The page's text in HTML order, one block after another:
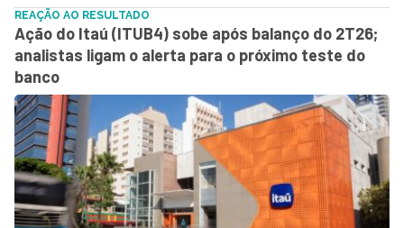
REAÇÃO AO RESULTADO
Ação do Itaú (ITUB4) sobe após balanço do 2T26;
analistas ligam o alerta para o próximo teste do
banco